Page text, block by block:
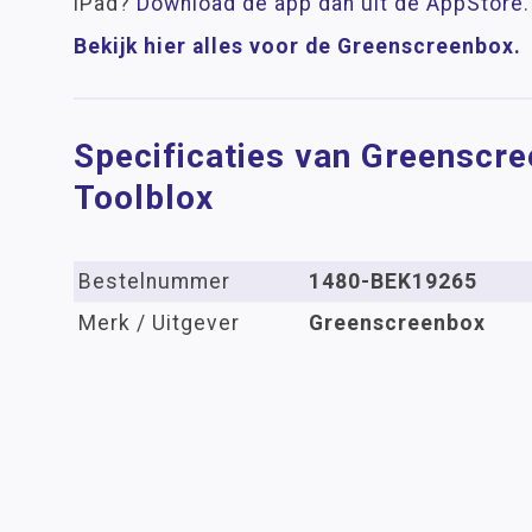
Bekijk hier alles voor de Greenscreenbox.
Specificaties van
Toolblox
Bestelnummer
1480-BEK19265
Merk / Uitgever
Greenscreenbox